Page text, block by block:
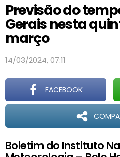
Previsão do
Gerais nesta
março
14/03/2024, 07:11
FACEBOOK
Boletim do Instituto